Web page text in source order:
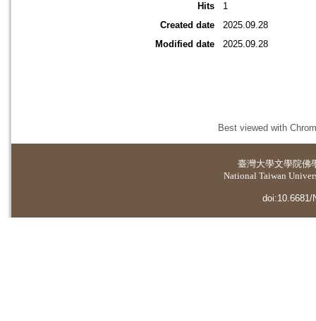
Hits
1
Created date
2025.09.28
Modified date
2025.09.28
Best viewed with
臺灣大學文學院佛
National Taiwan
doi:10.6681/